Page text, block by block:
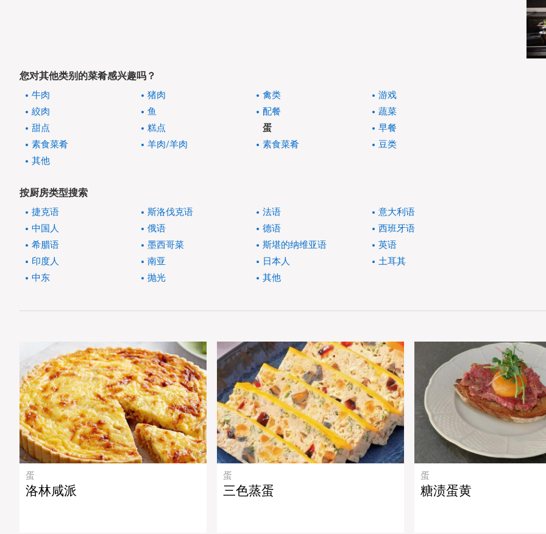
您对其他类别的菜肴感兴趣吗？
牛肉 猪肉 禽类
游戏
絞肉
鱼 配餐
蔬菜
甜点
糕点 蛋
早餐
素食菜肴
羊肉/羊肉 素食菜肴
豆类
其他
按厨房类型搜索
捷克语 斯洛伐克语 法语
意大利语
中国人
俄语 德语
西班牙语
希腊语
墨西哥菜 斯堪的纳维亚语
英语
印度人
南亚 日本人
土耳其
中东
抛光 其他
蛋
洛林咸派
蛋
三色蒸蛋
蛋
糖渍蛋黄